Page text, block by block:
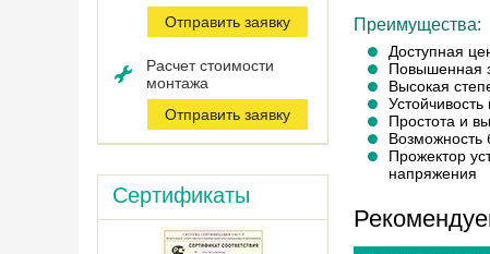
Отправить заявку
Расчет стоимости
монтажа
Отправить заявку
Сертификаты
Преимущества:
Доступная
Повышенная
Высокая
Простота и
Возможность
Прожектор
напряжения